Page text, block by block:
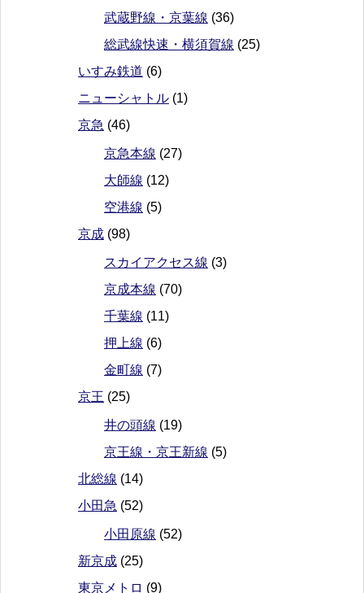
武蔵野線・京葉線 (36)
総武線快速・横須賀線 (25)
いすみ鉄道 (6)
ニューシャトル (1)
京急 (46)
京急本線 (27)
大師線 (12)
空港線 (5)
京成 (98)
スカイアクセス線 (3)
京成本線 (70)
千葉線 (11)
押上線 (6)
金町線 (7)
京王 (25)
井の頭線 (19)
京王線・京王新線 (5)
北総線 (14)
小田急 (52)
小田原線 (52)
新京成 (25)
東京メトロ (9)